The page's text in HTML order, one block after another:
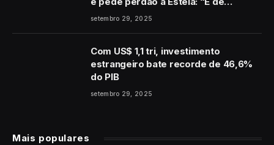
coração”
setembro 29, 2025
Com US$ 1,1 tri, investimento
estrangeiro bate recorde de 46,6%
do PIB
setembro 29, 2025
Mais populares